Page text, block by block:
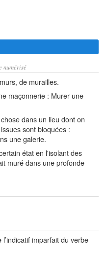
numérisé
de murailles.
maçonnerie : Murer une
dans un lieu dont on
sont bloquées :
une galerie.
état en l'isolant des
muré dans une profonde
imparfait du verbe